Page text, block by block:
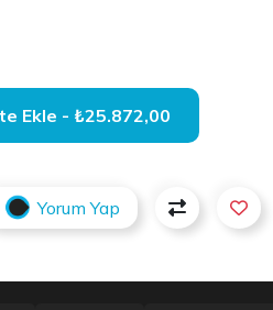
Sepete Ekle - ₺25.872,00
Yorum Yap